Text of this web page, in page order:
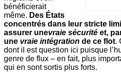
bénéficierait
même. Des États
concentrés dans leur stricte
assurer unevraie sécurité et,
une vraie intégration de ce flot.
dont il est question ici puisque
genre de flux – en fait, plus
qui en sont sortis plus forts.